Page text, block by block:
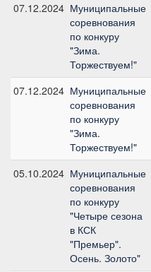
07.12.2024 Муниципальные
соревнования
по конкуру
"Зима.
Торжествуем!"
07.12.2024 Муниципальные
соревнования
по конкуру
"Зима.
Торжествуем!"
05.10.2024 Муниципальные
соревнования
по конкуру
"Четыре сезона
в КСК
"Премьер".
Осень. Золото"